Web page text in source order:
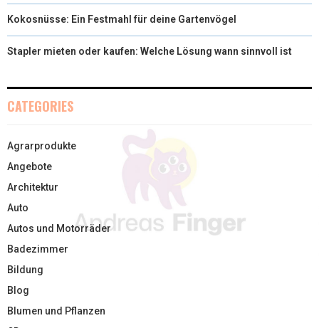
Kokosnüsse: Ein Festmahl für deine Gartenvögel
Stapler mieten oder kaufen: Welche Lösung wann sinnvoll ist
CATEGORIES
Agrarprodukte
Angebote
Architektur
Auto
Autos und Motorräder
Badezimmer
Bildung
Blog
Blumen und Pflanzen